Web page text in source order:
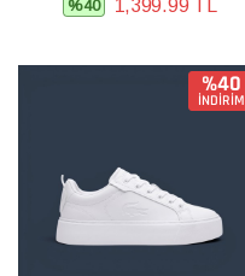
%40 1,399.99 TL
%40
İNDİRİM